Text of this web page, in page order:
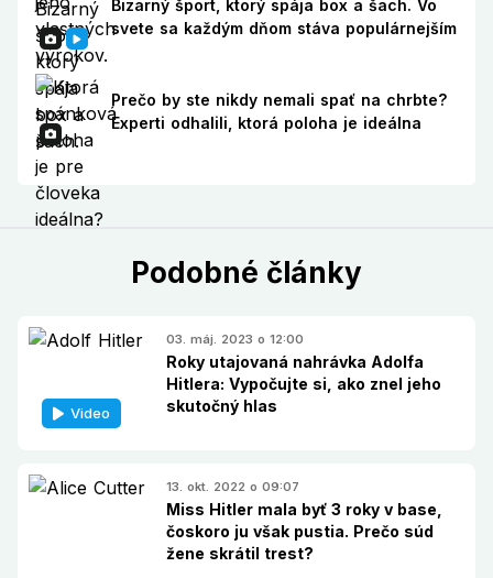
Bizarný šport, ktorý spája box a šach. Vo
svete sa každým dňom stáva populárnejším
Prečo by ste nikdy nemali spať na chrbte?
Experti odhalili, ktorá poloha je ideálna
Podobné články
Video
03. máj. 2023 o 12:00
Roky utajovaná nahrávka Adolfa
Hitlera: Vypočujte si, ako znel jeho
skutočný hlas
13. okt. 2022 o 09:07
Miss Hitler mala byť 3 roky v base,
čoskoro ju však pustia. Prečo súd
žene skrátil trest?